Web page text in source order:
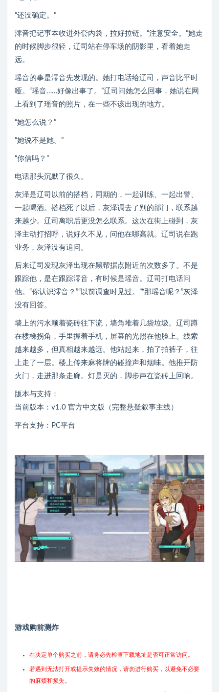
“还没确定。”
澪音把记事本收进外套内袋，拉好拉链。“注意安全。”她走
的时候脚步很轻，辽司站在停车场的阴影里，看着她走
远。
瑶音的事是澪音先发现的。她打电话给辽司，声音比平时
哑。“瑶音……好像出事了。”辽司问她怎么回事，她说在网
上看到了瑶音的照片，在一些不该出现的地方。
“她怎么说？”
“她说不是她。”
“你信吗？”
电话那头沉默了很久。
灰泽是辽司以前的搭档，同期的，一起训练、一起出警、
一起喝酒。搭档死了以后，灰泽调去了别的部门，联系越
来越少。辽司离职后更没怎么联系。这次在街上碰到，灰
泽主动打招呼，说好久不见，问他在哪高就。辽司说在跑
业务，灰泽没有追问。
后来辽司发现灰泽出现在黑帮据点附近的次数多了。不是
跟踪他，是在跟踪澪音，有时候是瑶音。辽司打电话问
他。“你认识澪音？”“以前调查时见过。”“那瑶音呢？”灰泽
没有回答。
墙上的污水顺着瓷砖往下流，墙角堆着几袋垃圾。辽司蹲
在楼梯拐角，手里握着手机，屏幕的光照在他脸上。线索
越来越多，但真相越来越远。他站起来，拍了拍裤子，往
上走了一层。楼上传来麻将牌的碰撞声和烟味。他推开防
火门，走进那条走廊。灯是灭的，脚步声在瓷砖上回响。
版本与支持：
当前版本：v1.0 官方中文版（完整悬疑叙事主线）
平台支持：PC平台
游戏购前测炸
在决定单个购买之前，请务必先检查下载地址是否可正常访问。
若遇到无法打开或提示失效的情况，请勿进行购买，以避免不必要
的麻烦和损失。